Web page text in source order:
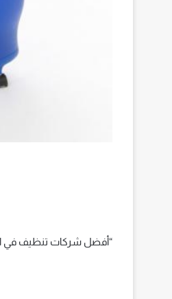
“أفضل شركات تنظيف في